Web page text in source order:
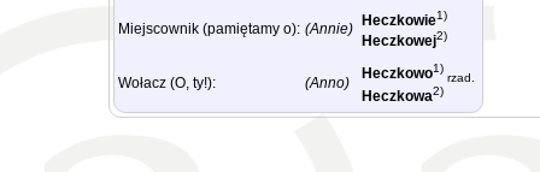
Miejscownik (pamiętamy o): (Annie) Heczkowie1)
Heczkowej2)
Wołacz (O, ty!): (Anno)
Heczkowo1)
rzad.
Heczkowa2)